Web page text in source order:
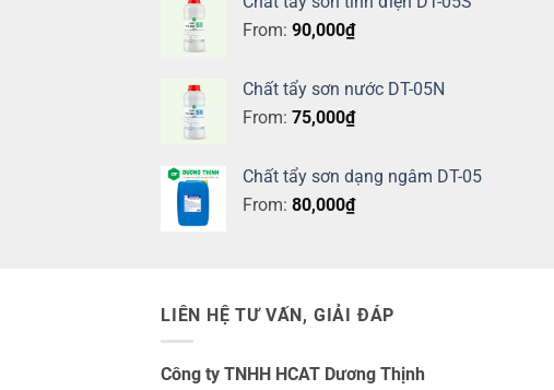
From: 90,000₫
Chất tẩy sơn nước DT-05N
From: 75,000₫
Chất tẩy sơn dạng ngâm DT-05
From: 80,000₫
LIÊN HỆ TƯ VẤN, GIẢI ĐÁP
Công ty TNHH HCAT Dương Thịnh